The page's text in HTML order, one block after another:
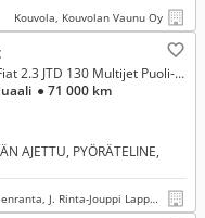
Kouvola, Kouvolan Vaunu Oy
2.3, Puoli-integroitu, Fiat 2.3 JTD 130 Multijet Puoli-integroitu
● 71 000 km
AJETTU, PYÖRÄTELINE,
Lappeenranta, J. Rinta-Jouppi Lappeenranta